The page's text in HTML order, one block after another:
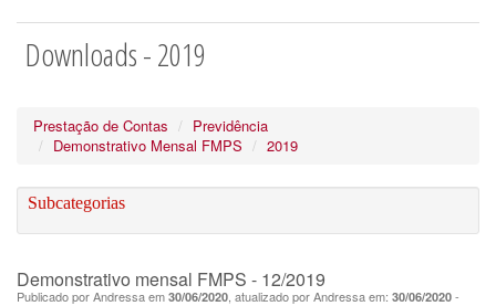
Downloads - 2019
Prestação de Contas
Previdência
Demonstrativo Mensal FMPS
2019
Subcategorias
Demonstrativo mensal FMPS - 12/2019
Publicado por Andressa em 30/06/2020 , atualizado por Andressa em: 30/06/2020 -